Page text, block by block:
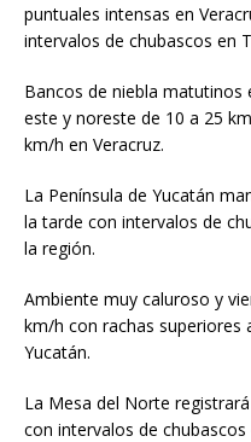
puntuales intensas en
intervalos de chubascos en
Bancos de niebla
este y noreste de 10 a 25
km/h en Veracruz.
La Península de Yucatán
la tarde con intervalos de
la región.
Ambiente muy caluroso y
km/h con rachas superiores
Yucatán.
La Mesa del Norte
con intervalos de